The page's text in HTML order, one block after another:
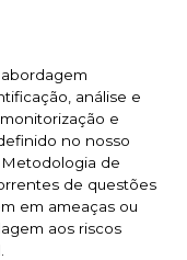
análise e
e
no nosso
Metodologia de
de questões
em ameaças ou
aos riscos